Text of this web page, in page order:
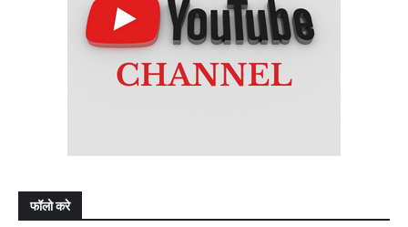
फॉलो करे